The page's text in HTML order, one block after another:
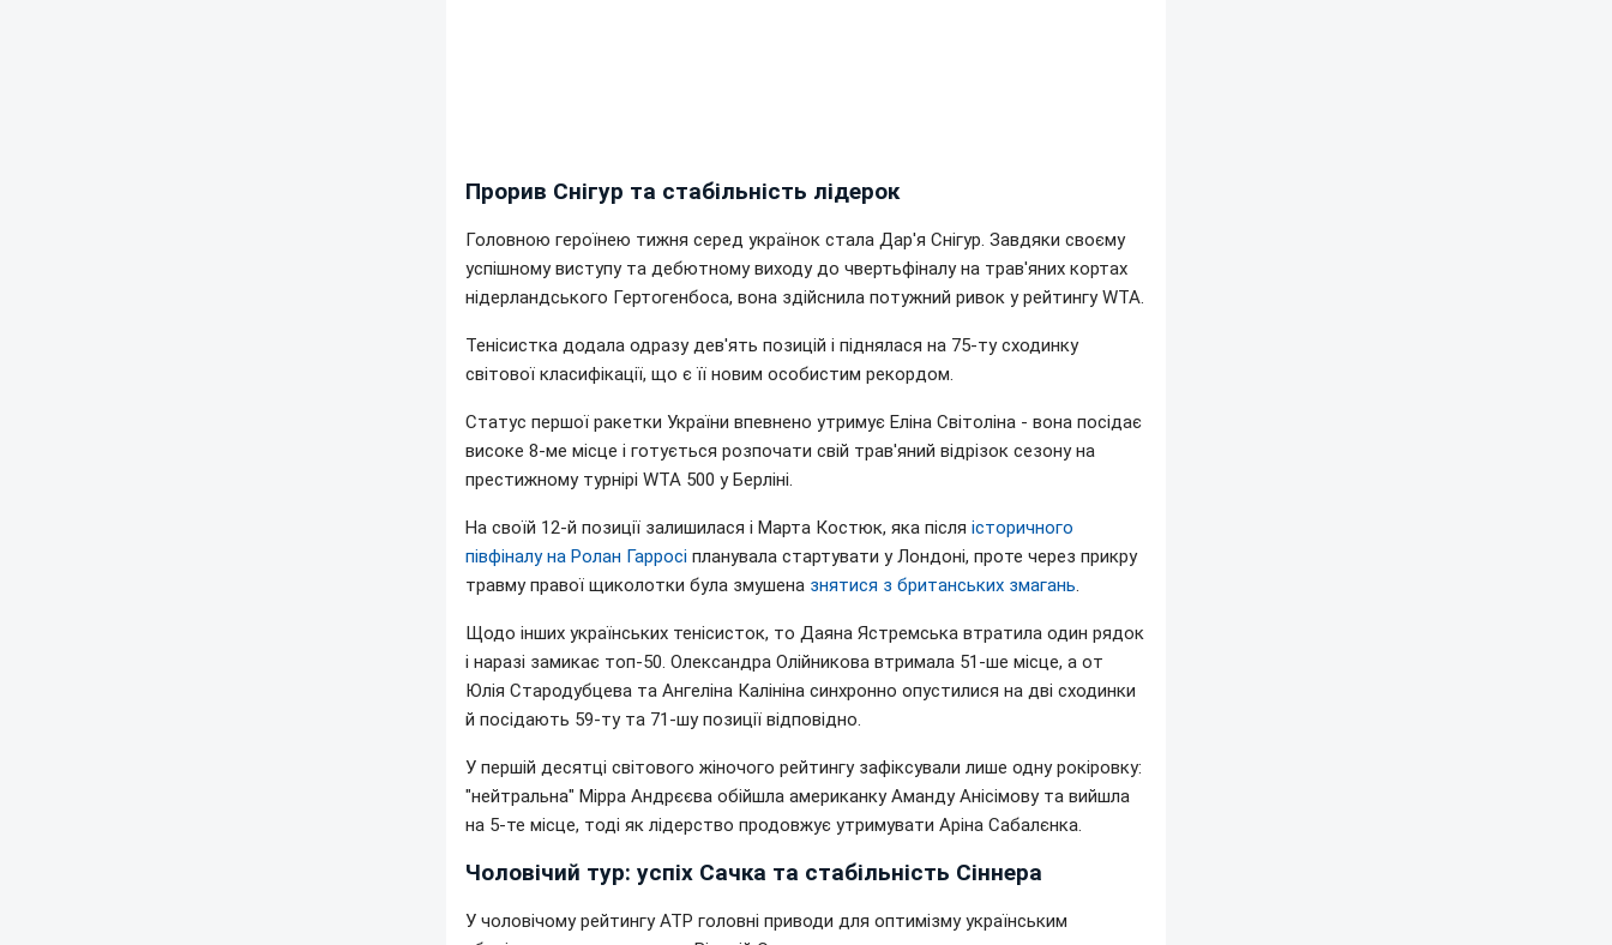
Прорив Снігур та стабільність лідерок
Головною героїнею тижня серед українок стала Дар'я Снігур. Завдяки своєму
успішному виступу та дебютному виходу до чвертьфіналу на трав'яних кортах
нідерландського Гертогенбоса, вона здійснила потужний ривок у рейтингу WTA.
Тенісистка додала одразу дев'ять позицій і піднялася на 75-ту сходинку
світової класифікації, що є її новим особистим рекордом.
Статус першої ракетки України впевнено утримує Еліна Світоліна - вона посідає
високе 8-ме місце і готується розпочати свій трав'яний відрізок сезону на
престижному турнірі WTA 500 у Берліні.
На своїй 12-й позиції залишилася і Марта Костюк, яка після історичного
півфіналу на Ролан Гарросі планувала стартувати у Лондоні, проте через прикру
травму правої щиколотки була змушена знятися з британських змагань.
Щодо інших українських тенісисток, то Даяна Ястремська втратила один рядок
і наразі замикає топ-50. Олександра Олійникова втримала 51-ше місце, а от
Юлія Стародубцева та Ангеліна Калініна синхронно опустилися на дві сходинки
й посідають 59-ту та 71-шу позиції відповідно.
У першій десятці світового жіночого рейтингу зафіксували лише одну рокіровку:
"нейтральна" Мірра Андрєєва обійшла американку Аманду Анісімову та вийшла
на 5-те місце, тоді як лідерство продовжує утримувати Аріна Сабалєнка.
Чоловічий тур: успіх Сачка та стабільність Сіннера
У чоловічому рейтингу ATP головні приводи для оптимізму українським